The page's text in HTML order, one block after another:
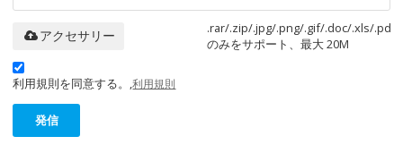
.rar/.zip/.jpg/.png/.gif/.doc/.xls/.pdf
のみをサポート、最大 20M
アクセサリー
利用規則を同意する。,利用規則
発信